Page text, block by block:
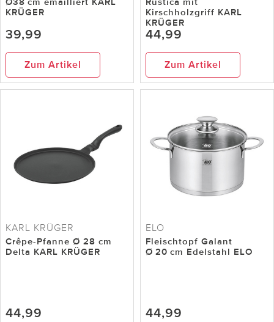
KRÜGER
39,99
Zum Artikel
Kirschholzgriff KARL
KRÜGER
44,99
Zum Artikel
KARL KRÜGER
Crêpe-Pfanne Ø 28 cm
Delta KARL KRÜGER
44,99
ELO
Fleischtopf Galant
Ø 20 cm Edelstahl ELO
44,99